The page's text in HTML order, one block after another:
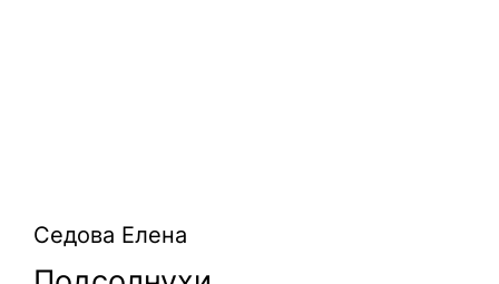
Седова Елена